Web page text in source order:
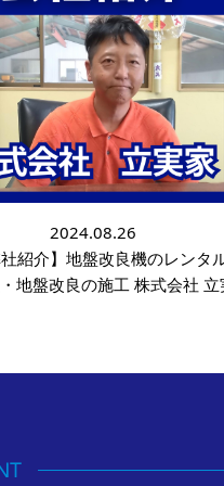
2024.08.26
社紹介】地盤改良機のレンタ
地盤改良の施工 株式会社 立